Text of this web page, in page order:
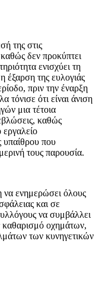
της στις
δεν προκύπτει
ενισχύει τη
έξαρση της ευλογιάς
πριν την έναρξη
τόνισε ότι είναι άνιση
μια τέτοια
καθώς
εργαλείο
υπαίθρου που
τους παρουσία.
ενημερώσει όλους
και σε
να συμβάλλει
καθαρισμό οχημάτων,
των κυνηγετικών